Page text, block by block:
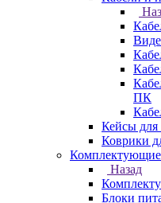
ПК
Кейсы для
Коврики
Комплектующие
Назад
Блоки